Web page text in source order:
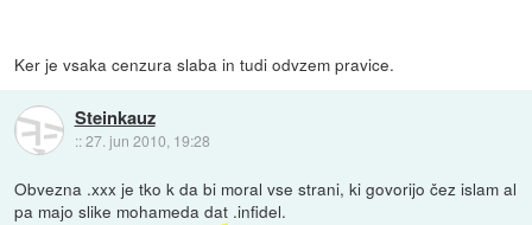
Ker je vsaka cenzura slaba in tudi odvzem pravice.
Steinkauz
::27. jun 2010, 19:28
Obvezna .xxx je tko k da bi moral vse strani, ki govorijo čez islam al
pa majo slike mohameda dat .infidel.